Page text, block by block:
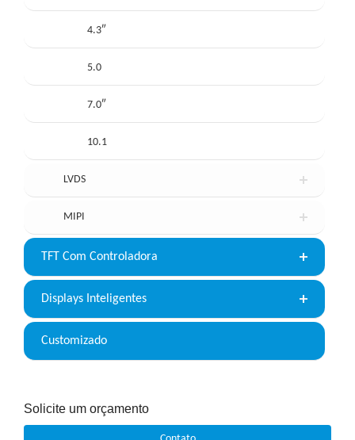
4.3″
5.0
7.0″
10.1
LVDS
MIPI
TFT Com Controladora
Displays Inteligentes
Customizado
Solicite um orçamento